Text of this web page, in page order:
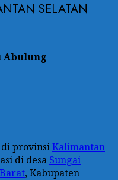
SELATAN
Abulung
provinsiKalimantan
di desa Sungai
, Kabupaten